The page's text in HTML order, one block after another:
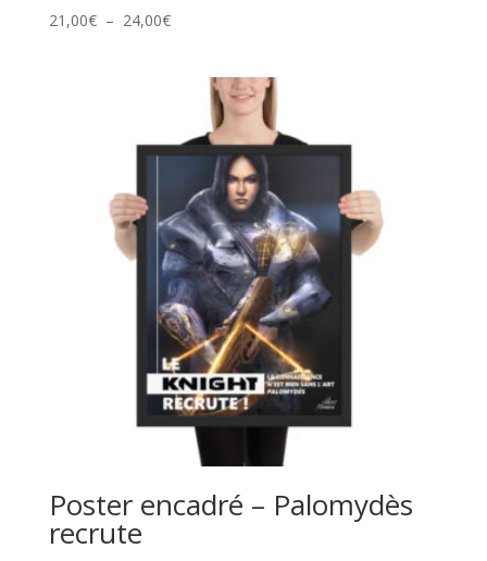
21,00€ – 24,00€Plage
21,00€
24,00€
Poster encadré – Palomydès
recrute